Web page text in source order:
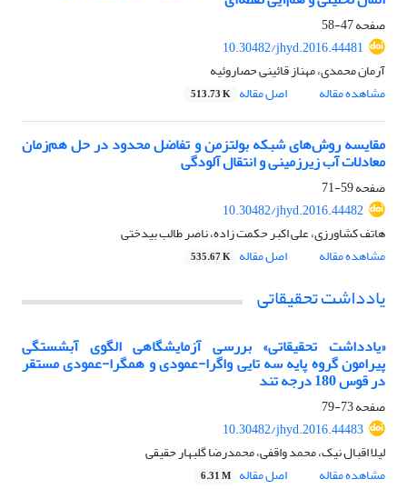
صفحه47-58
10.30482/jhyd.2016.44481
آرمان محمدی، مهناز قائینی حصاروئیه
مشاهده مقاله
اصل مقاله 513.73 K
مقایسه روش‌های شبکه بولتزمن و تفاضل محدود در حل هم‌زمان
معادلات آب زیرزمینی و انتقال آلودگی
صفحه59-71
10.30482/jhyd.2016.44482
هاتف کشاورزی، علی اکبر حکمت زاده، ناصر طالب بیدختی
مشاهده مقاله
اصل مقاله 535.67 K
یادداشت تحقیقاتی
«یادداشت تحقیقاتی» بررسی آزمایشگاهی الگوی آبشستگی
پیرامون گروه پایه سه تایی واگرا-عمودی و همگرا-عمودی مستقر
در قوس 180 درجه تند
صفحه73-79
10.30482/jhyd.2016.44483
لیلا اقبال نیک، محمد واقفی، محمدرضا گلبهار حقیقی
مشاهده مقاله
اصل مقاله 6.31 M